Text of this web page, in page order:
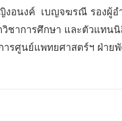
งอนงค์ เบญจฆรณี รองผู้อ
ชาการศึกษา และตัวแทน
รศูนย์แพทยศาสตร์ฯ ฝ่าย